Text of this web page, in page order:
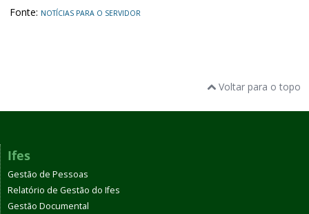
Fonte: NOTÍCIAS PARA O SERVIDOR
Voltar para o topo
Ifes
Gestão de Pessoas
Relatório de Gestão do Ifes
Gestão Documental